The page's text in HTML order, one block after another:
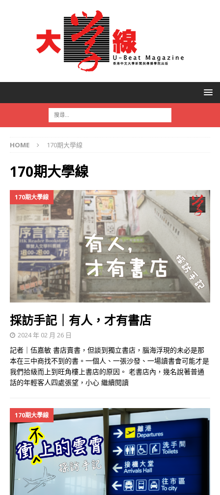
HOME 170期大學線
170期大學線
170期大學線
採訪手記｜有人，才有書店
2024 年 02 月 26 日
記者｜伍嘉敏 書店賣書，但談到獨立書店，腦海浮現的未必是那
本在三中商找不到的書。一個人、一張沙發、一場讀書會可能才是
我們拾級而上到旺角樓上書店的原因。 老書店內，幾名說著普通
話的年輕客人四處張望，小心 繼續閱讀
170期大學線